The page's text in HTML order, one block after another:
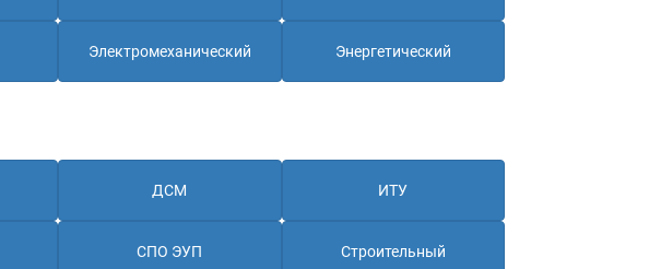
Электромеханический Энергетический
ДСМ ИТУ
СПО ЭУП Строительный